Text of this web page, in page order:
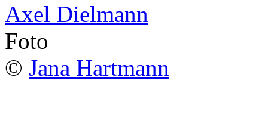
Axel Dielmann
Foto
© Jana Hartmann